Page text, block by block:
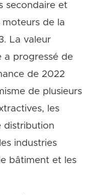
secondaire et
de la
La valeur
a progressé de
de 2022
de plusieurs
les
distribution
industries
bâtiment et les